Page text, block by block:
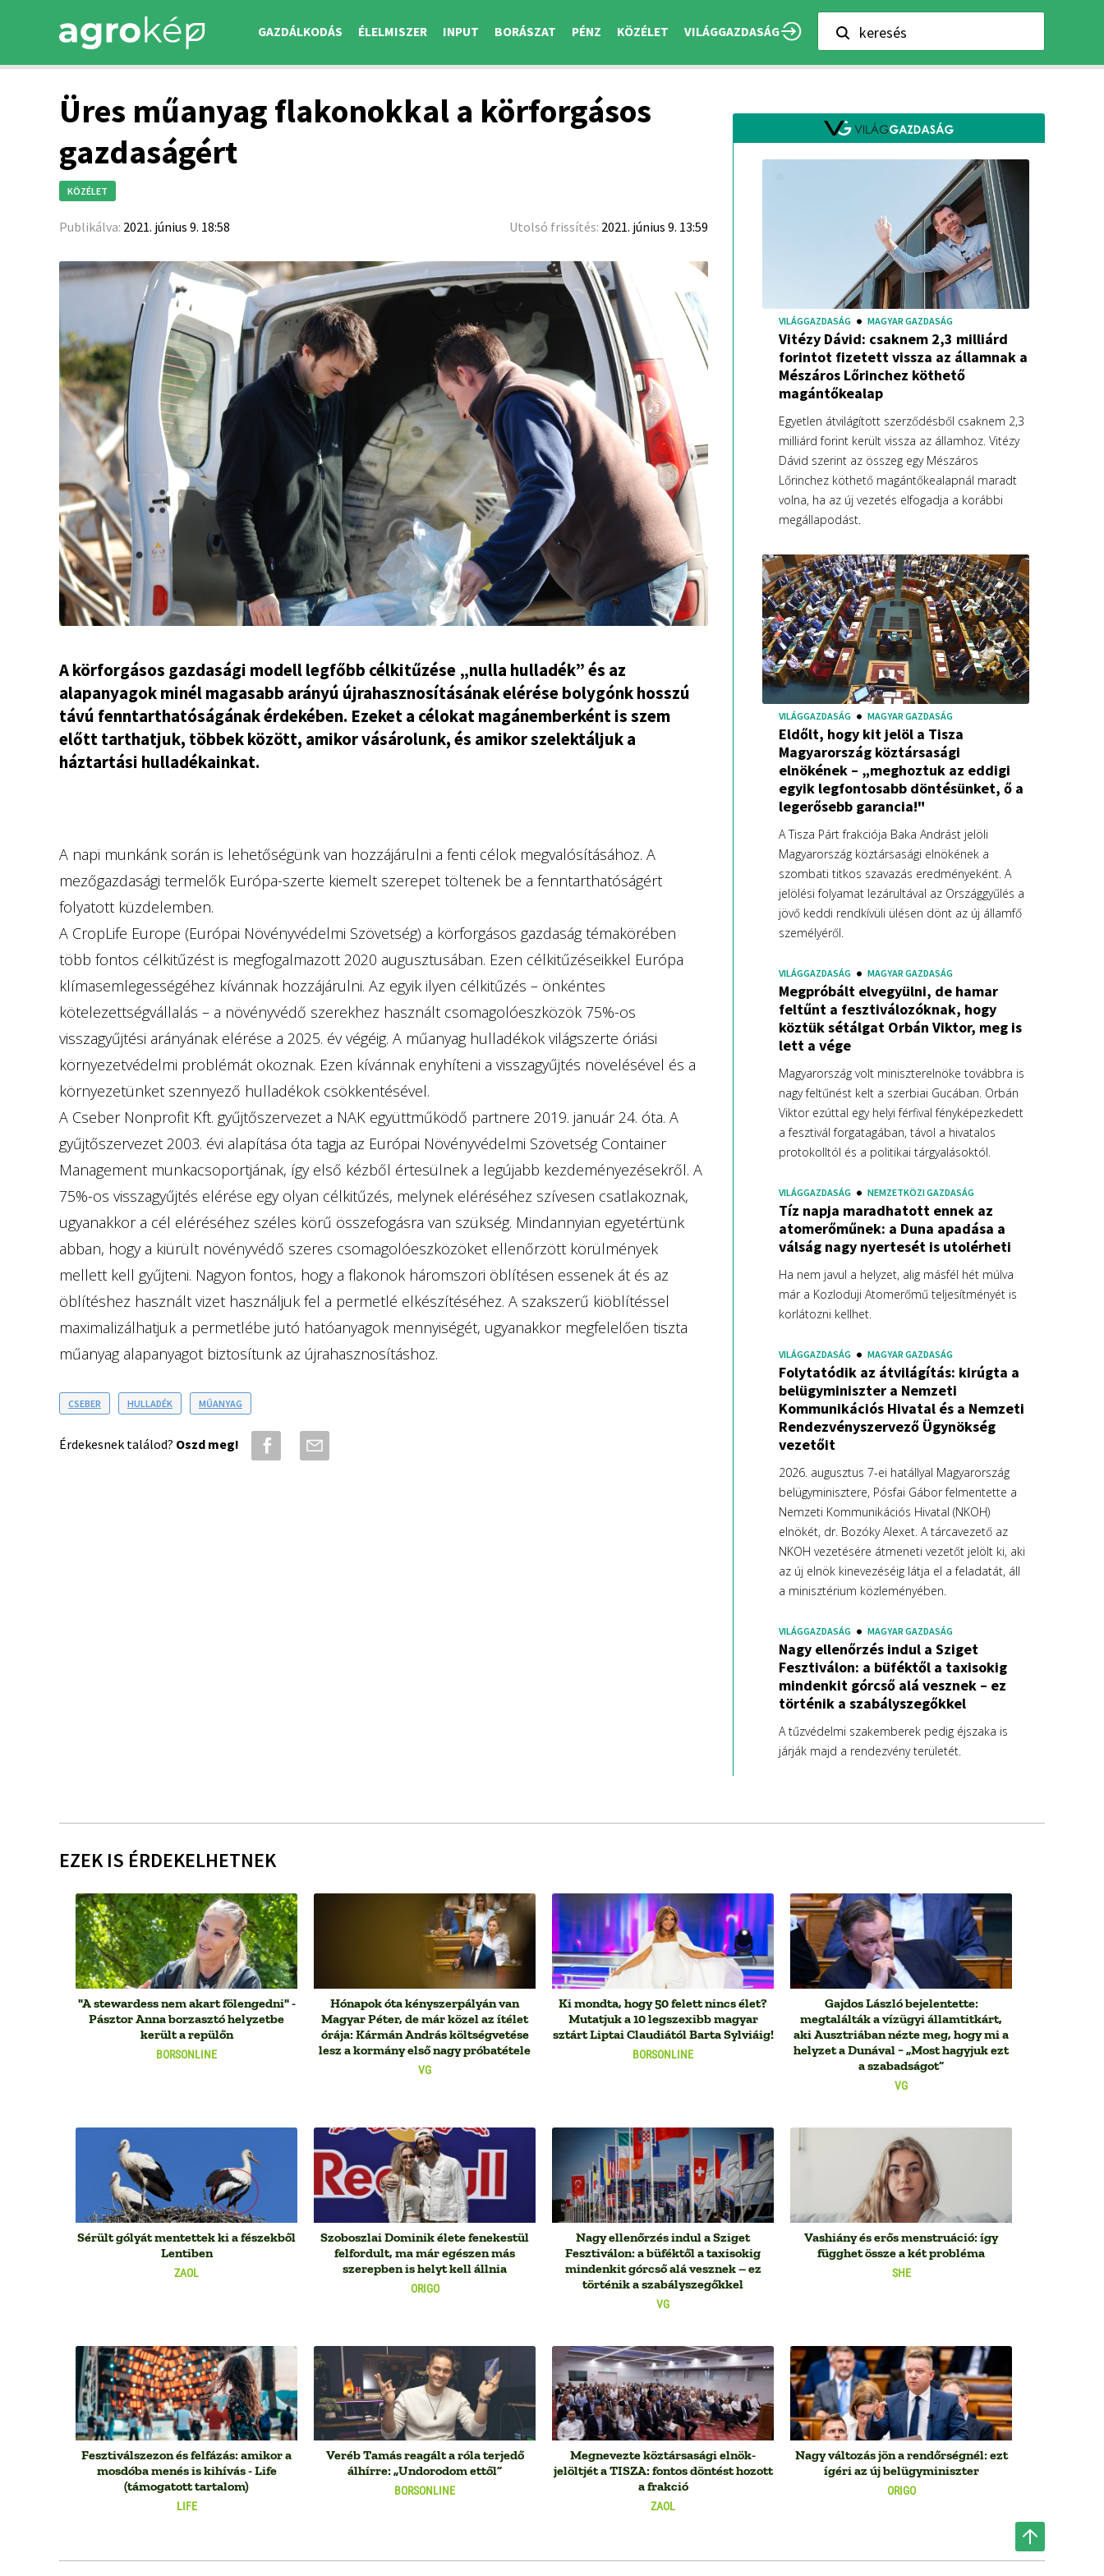
GAZDÁLKODÁS ÉLELMISZER INPUT BORÁSZAT PÉNZ KÖZÉLET VILÁGGAZDASÁG keresés
Üres műanyag flakonokkal a körforgásos
gazdaságért
KÖZÉLET
Publikálva: 2021. június 9. 18:58 Utolsó frissítés: 2021. június 9. 13:59
A körforgásos gazdasági modell legfőbb célkitűzése „nulla hulladék” és az
alapanyagok minél magasabb arányú újrahasznosításának elérése bolygónk hosszú
távú fenntarthatóságának érdekében. Ezeket a célokat magánemberként is szem
előtt tarthatjuk, többek között, amikor vásárolunk, és amikor szelektáljuk a
háztartási hulladékainkat.
A napi munkánk során is lehetőségünk van hozzájárulni a fenti célok megvalósításához. A
mezőgazdasági termelők Európa-szerte kiemelt szerepet töltenek be a fenntarthatóságért
folyatott küzdelemben.
A CropLife Europe (Európai Növényvédelmi Szövetség) a körforgásos gazdaság témakörében
több fontos célkitűzést is megfogalmazott 2020 augusztusában. Ezen célkitűzéseikkel Európa
klímasemlegességéhez kívánnak hozzájárulni. Az egyik ilyen célkitűzés – önkéntes
kötelezettségvállalás – a növényvédő szerekhez használt csomagolóeszközök 75%-os
visszagyűjtési arányának elérése a 2025. év végéig. A műanyag hulladékok világszerte óriási
környezetvédelmi problémát okoznak. Ezen kívánnak enyhíteni a visszagyűjtés növelésével és a
környezetünket szennyező hulladékok csökkentésével.
A Cseber Nonprofit Kft. gyűjtőszervezet a NAK együttműködő partnere 2019. január 24. óta. A
gyűjtőszervezet 2003. évi alapítása óta tagja az Európai Növényvédelmi Szövetség Container
Management munkacsoportjának, így első kézből értesülnek a legújabb kezdeményezésekről. A
75%-os visszagyűjtés elérése egy olyan célkitűzés, melynek eléréséhez szívesen csatlakoznak,
ugyanakkor a cél eléréséhez széles körű összefogásra van szükség. Mindannyian egyetértünk
abban, hogy a kiürült növényvédő szeres csomagolóeszközöket ellenőrzött körülmények
mellett kell gyűjteni. Nagyon fontos, hogy a flakonok háromszori öblítésen essenek át és az
öblítéshez használt vizet használjuk fel a permetlé elkészítéséhez. A szakszerű kiöblítéssel
maximalizálhatjuk a permetlébe jutó hatóanyagok mennyiségét, ugyanakkor megfelelően tiszta
műanyag alapanyagot biztosítunk az újrahasznosításhoz.
CSEBER HULLADÉK MŰANYAG
Érdekesnek találod? Oszd meg!
VILÁGGAZDASÁG MAGYAR GAZDASÁG
Vitézy Dávid: csaknem 2,3 milliárd
forintot fizetett vissza az államnak a
Mészáros Lőrinchez köthető
magántőkealap
Egyetlen átvilágított szerződésből csaknem 2,3
milliárd forint került vissza az államhoz. Vitézy
Dávid szerint az összeg egy Mészáros
Lőrinchez köthető magántőkealapnál maradt
volna, ha az új vezetés elfogadja a korábbi
megállapodást.
VILÁGGAZDASÁG MAGYAR GAZDASÁG
Eldőlt, hogy kit jelöl a Tisza
Magyarország köztársasági
elnökének – „meghoztuk az eddigi
egyik legfontosabb döntésünket, ő a
legerősebb garancia!"
A Tisza Párt frakciója Baka Andrást jelöli
Magyarország köztársasági elnökének a
szombati titkos szavazás eredményeként. A
jelölési folyamat lezárultával az Országgyűlés a
jövő keddi rendkívüli ülésen dönt az új államfő
személyéről.
VILÁGGAZDASÁG MAGYAR GAZDASÁG
Megpróbált elvegyülni, de hamar
feltűnt a fesztiválozóknak, hogy
köztük sétálgat Orbán Viktor, meg is
lett a vége
Magyarország volt miniszterelnöke továbbra is
nagy feltűnést kelt a szerbiai Gucában. Orbán
Viktor ezúttal egy helyi férfival fényképezkedett
a fesztivál forgatagában, távol a hivatalos
protokolltól és a politikai tárgyalásoktól.
VILÁGGAZDASÁG NEMZETKÖZI GAZDASÁG
Tíz napja maradhatott ennek az
atomerőműnek: a Duna apadása a
válság nagy nyertesét is utolérheti
Ha nem javul a helyzet, alig másfél hét múlva
már a Kozloduji Atomerőmű teljesítményét is
korlátozni kellhet.
VILÁGGAZDASÁG MAGYAR GAZDASÁG
Folytatódik az átvilágítás: kirúgta a
belügyminiszter a Nemzeti
Kommunikációs Hivatal és a Nemzeti
Rendezvényszervező Ügynökség
vezetőit
2026. augusztus 7-ei hatállyal Magyarország
belügyminisztere, Pósfai Gábor felmentette a
Nemzeti Kommunikációs Hivatal (NKOH)
elnökét, dr. Bozóky Alexet. A tárcavezető az
NKOH vezetésére átmeneti vezetőt jelölt ki, aki
az új elnök kinevezéséig látja el a feladatát, áll
a minisztérium közleményében.
VILÁGGAZDASÁG MAGYAR GAZDASÁG
Nagy ellenőrzés indul a Sziget
Fesztiválon: a büféktől a taxisokig
mindenkit górcső alá vesznek – ez
történik a szabályszegőkkel
A tűzvédelmi szakemberek pedig éjszaka is
járják majd a rendezvény területét.
EZEK IS ÉRDEKELHETNEK
BORSONLINE
"A stewardess nem akart fölengedni" -
Pásztor Anna borzasztó helyzetbe
került a repülőn
VG
Hónapok óta kényszerpályán van
Magyar Péter, de már közel az ítélet
órája: Kármán András költségvetése
lesz a kormány első nagy próbatétele
BORSONLINE
Ki mondta, hogy 50 felett nincs élet?
Mutatjuk a 10 legszexibb magyar
sztárt Liptai Claudiától Barta Sylviáig!
VG
Gajdos László bejelentette:
megtalálták a vízügyi államtitkárt,
aki Ausztriában nézte meg, hogy mi a
helyzet a Dunával − „Most hagyjuk ezt
a szabadságot”
ZAOL
Sérült gólyát mentettek ki a fészekből
Lentiben
ORIGO
Szoboszlai Dominik élete fenekestül
felfordult, ma már egészen más
szerepben is helyt kell állnia
VG
Nagy ellenőrzés indul a Sziget
Fesztiválon: a büféktől a taxisokig
mindenkit górcső alá vesznek – ez
történik a szabályszegőkkel
SHE
Vashiány és erős menstruáció: így
függhet össze a két probléma
LIFE
Fesztiválszezon és felfázás: amikor a
mosdóba menés is kihívás - Life
(támogatott tartalom)
BORSONLINE
Veréb Tamás reagált a róla terjedő
álhírre: „Undorodom ettől”
ZAOL
Megnevezte köztársasági elnök-
jelöltjét a TISZA: fontos döntést hozott
a frakció
ORIGO
Nagy változás jön a rendőrségnél: ezt
ígéri az új belügyminiszter